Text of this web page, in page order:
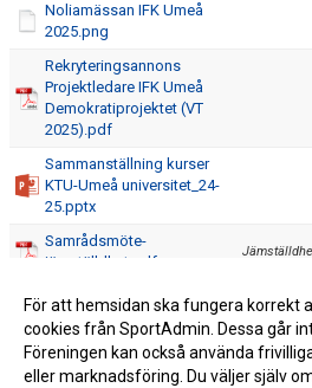
Noliamässan IFK Umeå
2025.png
Rekryteringsannons
Projektledare IFK Umeå
Demokratiprojektet (VT
2025).pdf
Sammanställning kurser
KTU-Umeå universitet_24-
25.pptx
Samrådsmöte-
jämställdhet.pdf
Startlista.pdf
För att hemsidan ska fungera korrekt
cookies från SportAdmin. Dessa går
Föreningen kan också använda
eller marknadsföring. Du väljer själv